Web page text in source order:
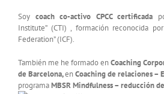
Soy coach co-activo CPCC certificada
Institute” (CTI) , formación reconocida
Federation” (ICF).
También me he formado enCoaching
de Barcelona,enCoaching de relaciones –
programaMBSR Mindfulness – reducción